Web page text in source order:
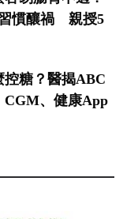
慣釀禍 親授5
控糖？醫揭ABC
、健康App